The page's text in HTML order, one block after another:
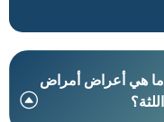
ما هي أعراض أمراض
اللثة؟